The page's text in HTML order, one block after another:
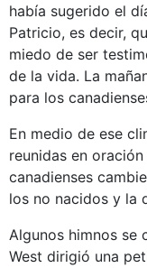
había sugerido el
Patricio, es decir,
miedo de ser
de la vida. La
para los
En medio de ese
reunidas en
canadienses
los no nacidos y la
Algunos himnos se
West dirigió una